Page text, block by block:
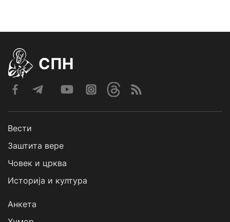
СПН
Вести
Заштита вере
Човек и црква
Историја и култура
Анкета